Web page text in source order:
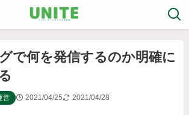
で何を発信するのか明確に
営 2021/04/25 2021/04/28